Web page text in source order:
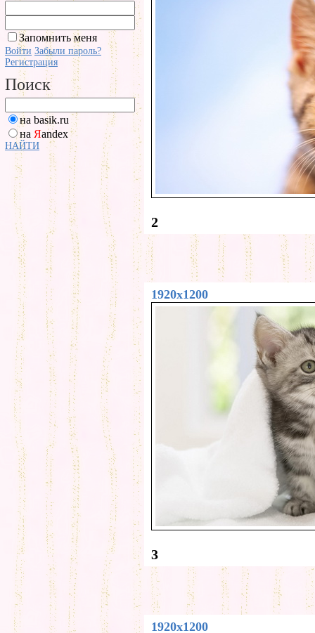
Запомнить меня
Войти Забыли пароль?
Регистрация
Поиск
на basik.ru
на Яandex
НАЙТИ
2
1920x1200
3
1920x1200